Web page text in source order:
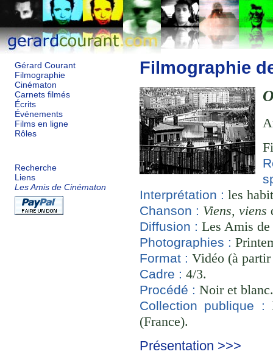
Gérard Courant
Filmographie
Cinématon
Carnets filmés
Écrits
Événements
Films en ligne
Rôles
Recherche
Liens
Les Amis de Cinématon
Filmographie
Interprétation : les
Chanson : Viens, viens
Diffusion : Les Amis
Photographies :
Format : Vidéo (à
Cadre : 4/3.
Procédé : Noir et
Collection publique :
(France).
Présentation >>>